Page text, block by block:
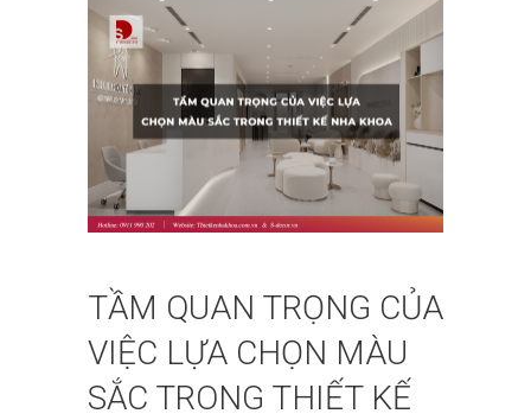
TẦM QUAN TRỌNG CỦA
VIỆC LỰA CHỌN MÀU
SẮC TRONG THIẾT KẾ